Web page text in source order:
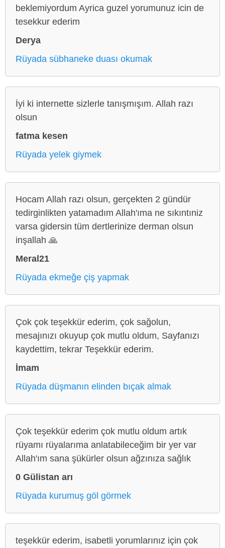
beklemiyordum Ayrica guzel yorumunuz icin de
tesekkur ederim
Derya
Rüyada sübhaneke duası okumak
İyi ki internette sizlerle tanışmışım. Allah razı
olsun
fatma kesen
Rüyada yelek giymek
Hocam Allah razı olsun, gerçekten 2 gündür
tedirginlikten yatamadım Allah'ıma ne sıkıntıniz
varsa gidersin tüm dertlerinize derman olsun
inşallah 🙏
Meral21
Rüyada ekmeğe çiş yapmak
Çok çok teşekkür ederim, çok sağolun,
mesajınızı okuyup çok mutlu oldum, Sayfanızı
kaydettim, tekrar Teşekkür ederim.
İmam
Rüyada düşmanın elinden bıçak almak
Çok teşekkür ederim çok mutlu oldum artık
rüyamı rüyalarıma anlatabileceğim bir yer var
Allah'ım sana şükürler olsun ağzınıza sağlık
0 Gülistan arı
Rüyada kurumuş göl görmek
teşekkür ederim, isabetli yorumlarınız için çok